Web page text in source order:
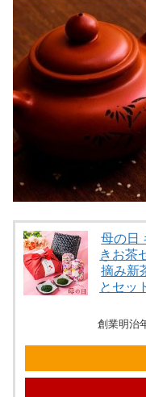
母の日
きお茶
摘み新
とセッ
創業明治